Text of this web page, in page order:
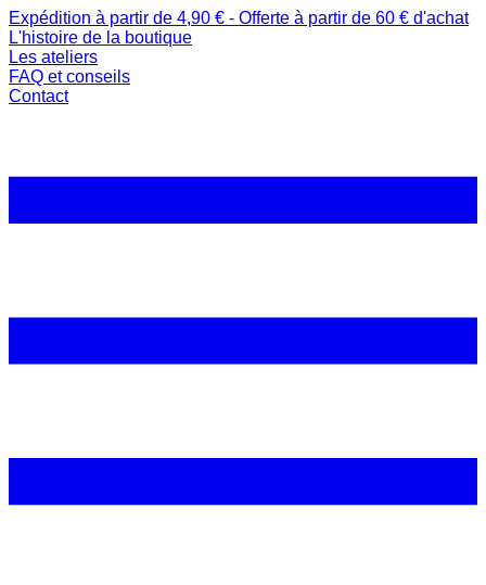
Expédition à partir de 4,90 € - Offerte à partir de 60 € d'achat
L'histoire de la boutique
Les ateliers
FAQ et conseils
Contact